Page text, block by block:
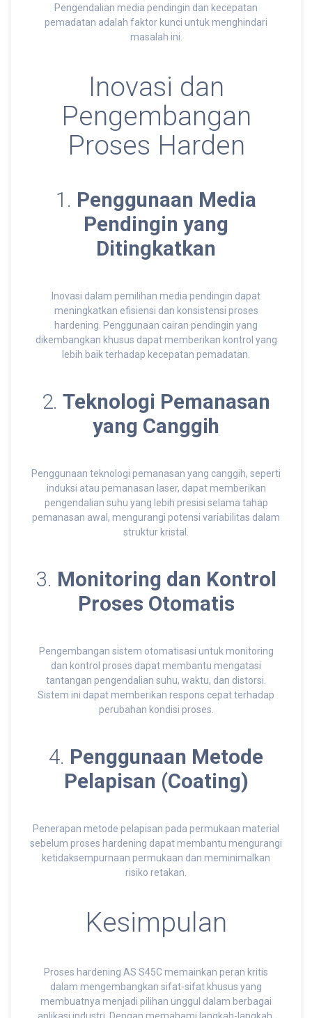
Pengendalian media pendingin dan kecepatan
pemadatan adalah faktor kunci untuk menghindari
masalah ini.
Inovasi dan
Pengembangan
Proses Harden
1. Penggunaan Media
Pendingin yang
Ditingkatkan
Inovasi dalam pemilihan media pendingin dapat
meningkatkan efisiensi dan konsistensi proses
hardening. Penggunaan cairan pendingin yang
dikembangkan khusus dapat memberikan kontrol yang
lebih baik terhadap kecepatan pemadatan.
2. Teknologi Pemanasan
yang Canggih
Penggunaan teknologi pemanasan yang canggih, seperti
induksi atau pemanasan laser, dapat memberikan
pengendalian suhu yang lebih presisi selama tahap
pemanasan awal, mengurangi potensi variabilitas dalam
struktur kristal.
3. Monitoring dan Kontrol
Proses Otomatis
Pengembangan sistem otomatisasi untuk monitoring
dan kontrol proses dapat membantu mengatasi
tantangan pengendalian suhu, waktu, dan distorsi.
Sistem ini dapat memberikan respons cepat terhadap
perubahan kondisi proses.
4. Penggunaan Metode
Pelapisan (Coating)
Penerapan metode pelapisan pada permukaan material
sebelum proses hardening dapat membantu mengurangi
ketidaksempurnaan permukaan dan meminimalkan
risiko retakan.
Kesimpulan
Proses hardening AS S45C memainkan peran kritis
dalam mengembangkan sifat-sifat khusus yang
membuatnya menjadi pilihan unggul dalam berbagai